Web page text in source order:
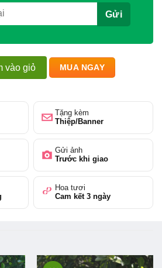
lượng
vào giỏ MUA NGAY
Tặng kèm
Thiệp/Banner
Gửi ảnh
Trước khi giao
Hoa tươi
Cam kết 3 ngày